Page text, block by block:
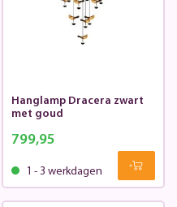
Hanglamp Dracera zwart
met goud
799,95
1 - 3 werkdagen